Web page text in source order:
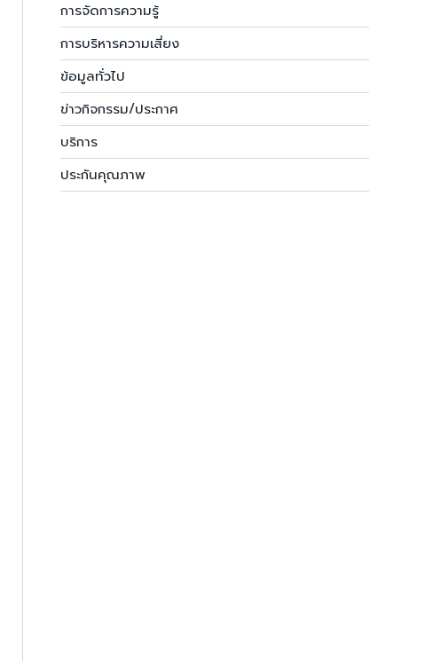
การจัดการความรู้
การบริหารความเสี่ยง
ข้อมูลทั่วไป
ข่าวกิจกรรม/ประกาศ
บริการ
ประกันคุณภาพ